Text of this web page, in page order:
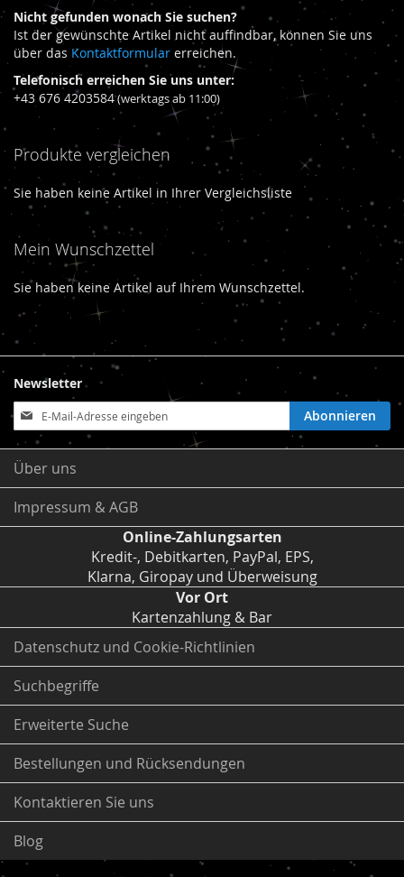
Nicht gefunden wonach Sie suchen?
Ist der gewünschte Artikel nicht auffindbar, können Sie uns
über das Kontaktformular erreichen.
Telefonisch erreichen Sie uns unter:
+43 676 4203584(werktags ab 11:00)
Produkte vergleichen
Sie haben keine Artikel in Ihrer Vergleichsliste
Mein Wunschzettel
Sie haben keine Artikel auf Ihrem Wunschzettel.
Newsletter
Anmeldung
zum
Newsletter:
Abonnieren
Über uns
Impressum & AGB
Online-Zahlungsarten
Kredit-, Debitkarten, PayPal, EPS,
Klarna, Giropay und Überweisung
Vor Ort
Kartenzahlung & Bar
Datenschutz und Cookie-Richtlinien
Suchbegriffe
Erweiterte Suche
Bestellungen und Rücksendungen
Kontaktieren Sie uns
Blog